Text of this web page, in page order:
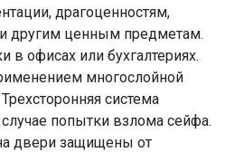
драгоценностям,
другим ценным предметам.
в офисах или бухгалтериях.
многослойной
система
попытки взлома сейфа.
двери защищены от